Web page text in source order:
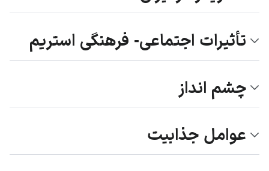
تأثیرات اجتماعی- فرهنگی استریم
چشم انداز
عوامل جذابیت